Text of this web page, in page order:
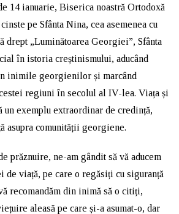
14 ianuarie, Biserica noastră Ortodoxă
pe Sfânta Nina, cea asemenea cu
drept „Luminătoarea Georgiei”, Sfânta
în istoria creștinismului, aducând
inimile georgienilor și marcând
regiuni în secolul al IV-lea. Viața și
un exemplu extraordinar de credință,
asupra comunității georgiene.
prăznuire, ne-am gândit să vă aducem
de viață, pe care o regăsiți cu siguranță
recomandăm din inimă să o citiți,
aleasă pe care și-a asumat-o, dar